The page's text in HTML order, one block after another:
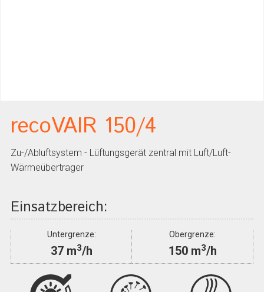
recoVAIR 150/4
Zu-/Abluftsystem - Lüftungsgerät zentral mit Luft/Luft-
Wärmeübertrager
Einsatzbereich:
Untergrenze:
37 m3/h
Obergrenze:
150 m3/h